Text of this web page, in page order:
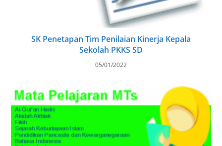
SK Penetapan Tim Penilaian Kinerja Kepala
Sekolah PKKS SD
05/01/2022